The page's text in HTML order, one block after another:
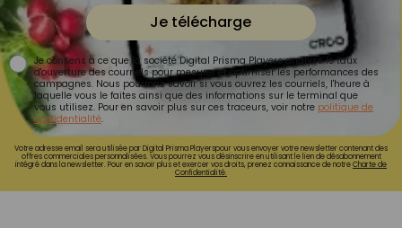
Je télécharge
Je consens à ce que la société Digital Prisma Players analyse le taux
d'ouverture des courriels pour mesurer et optimiser les performances des
campagnes. Nous pourrons savoir si vous ouvrez les courriels, l'heure à
laquelle vous le faites ainsi que des informations sur le terminal que
vous utilisez. Pour en savoir plus sur ces traceurs, voir notre politique de
confidentialité.
Votre adresse email sera utilisée par Digital Prisma Playerspour vous envoyer votre newsletter contenant des
offres commerciales personnalisées. Vous pourrez vous désinscrire en utilisant le lien de désabonnement
intégré dans la newsletter. Pour en savoir plus et exercer vos droits, prenez connaissance de notreCharte de
Confidentialité.